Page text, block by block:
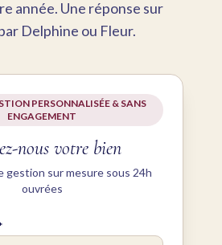
année. Une réponse sur
Delphine ou Fleur.
PERSONNALISÉE & SANS
ENGAGEMENT
nous votre bien
gestion sur mesure sous 24h
ouvrées